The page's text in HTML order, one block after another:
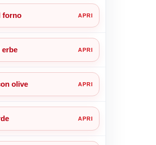
forno
erbe
olive